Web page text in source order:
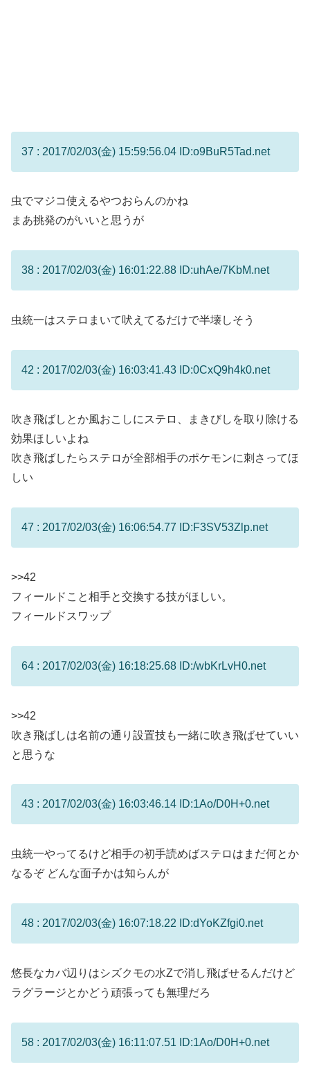
37 : 2017/02/03(金) 15:59:56.04 ID:o9BuR5Tad.net
虫でマジコ使えるやつおらんのかね
まあ挑発のがいいと思うが
38 : 2017/02/03(金) 16:01:22.88 ID:uhAe/7KbM.net
虫統一はステロまいて吠えてるだけで半壊しそう
42 : 2017/02/03(金) 16:03:41.43 ID:0CxQ9h4k0.net
吹き飛ばしとか風おこしにステロ、まきびしを取り除ける
効果ほしいよね
吹き飛ばしたらステロが全部相手のポケモンに刺さってほ
しい
47 : 2017/02/03(金) 16:06:54.77 ID:F3SV53Zlp.net
>>42
フィールドこと相手と交換する技がほしい。
フィールドスワップ
64 : 2017/02/03(金) 16:18:25.68 ID:/wbKrLvH0.net
>>42
吹き飛ばしは名前の通り設置技も一緒に吹き飛ばせていい
と思うな
43 : 2017/02/03(金) 16:03:46.14 ID:1Ao/D0H+0.net
虫統一やってるけど相手の初手読めばステロはまだ何とか
なるぞ どんな面子かは知らんが
48 : 2017/02/03(金) 16:07:18.22 ID:dYoKZfgi0.net
悠長なカバ辺りはシズクモの水Zで消し飛ばせるんだけど
ラグラージとかどう頑張っても無理だろ
58 : 2017/02/03(金) 16:11:07.51 ID:1Ao/D0H+0.net